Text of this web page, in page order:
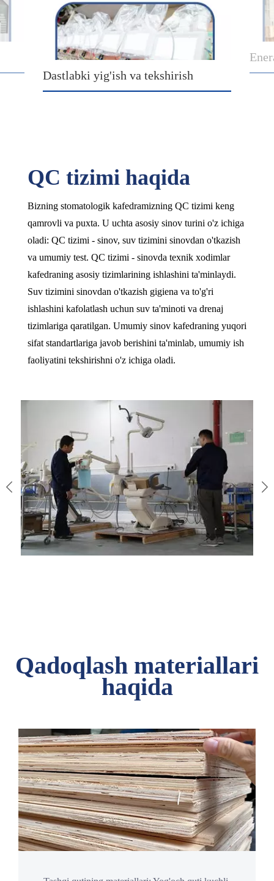
Eneral yig'ish va qadoqlash
QC tizimi haqida
Bizning stomatologik kafedramizning QC tizimi keng
qamrovli va puxta. U uchta asosiy sinov turini o'z ichiga
oladi: QC tizimi - sinov, suv tizimini sinovdan o'tkazish
va umumiy test. QC tizimi - sinovda texnik xodimlar
kafedraning asosiy tizimlarining ishlashini ta'minlaydi.
Suv tizimini sinovdan o'tkazish gigiena va to'g'ri
ishlashini kafolatlash uchun suv ta'minoti va drenaj
tizimlariga qaratilgan. Umumiy sinov kafedraning yuqori
sifat standartlariga javob berishini ta'minlab, umumiy ish
faoliyatini tekshirishni o'z ichiga oladi.
Qadoqlash materiallari
haqida